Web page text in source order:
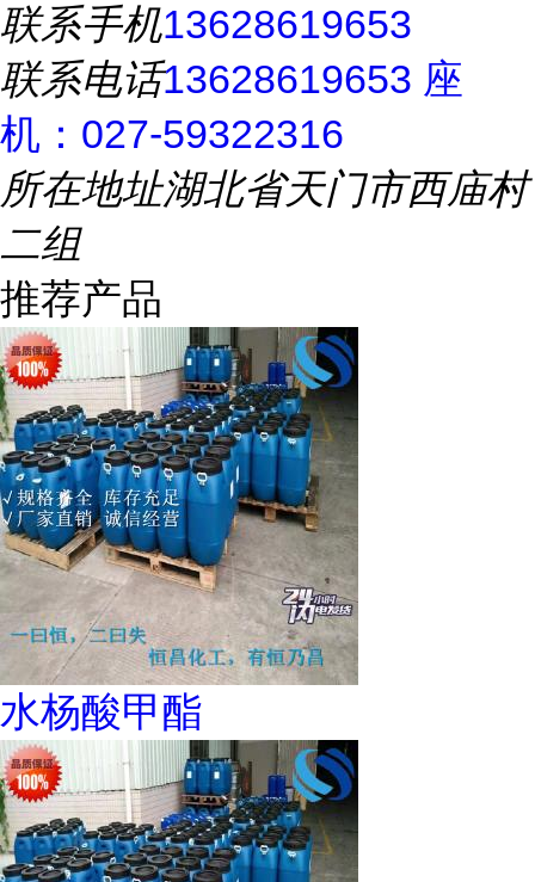
联系手机13628619653
联系电话13628619653 座
机：027-59322316
所在地址湖北省天门市西庙村
二组
推荐产品
水杨酸甲酯